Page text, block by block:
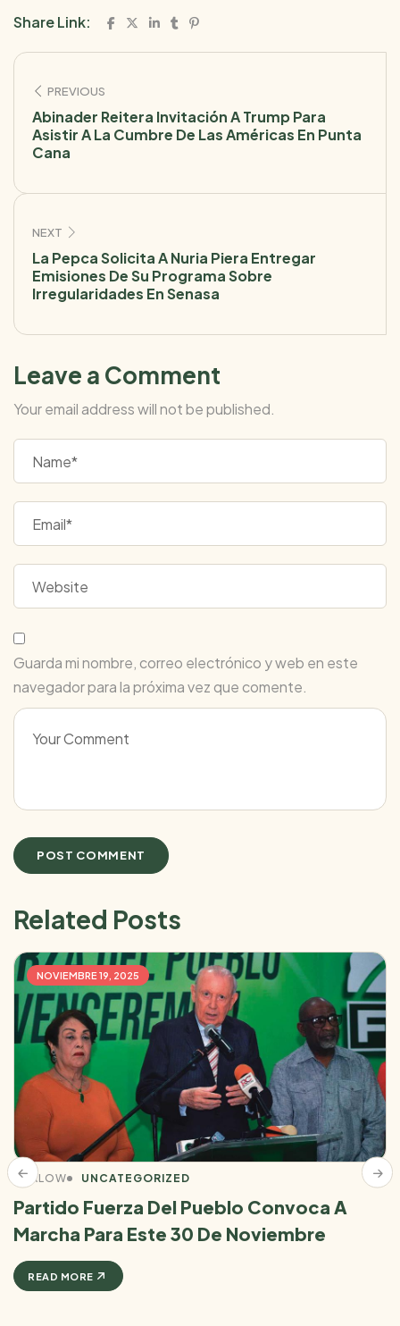
Share Link:
PREVIOUS
Abinader Reitera Invitación A Trump Para
Asistir A La Cumbre De Las Américas En Punta
Cana
NEXT
La Pepca Solicita A Nuria Piera Entregar
Emisiones De Su Programa Sobre
Irregularidades En Senasa
Leave a Comment
Your email address will not be published.
Guarda mi nombre, correo electrónico y web en este
navegador para la próxima vez que comente.
Related Posts
NOVIEMBRE 19, 2025
BRALOW UNCATEGORIZED
Partido Fuerza Del Pueblo Convoca A
Marcha Para Este 30 De Noviembre
READ MORE